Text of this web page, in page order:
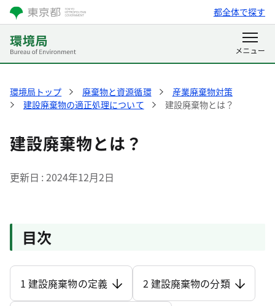
都全体で探す
環境局トップ 廃棄物と資源循環
産業廃棄物対策
建設廃棄物の適正処理について
建設廃棄物とは？
建設廃棄物とは？
更新日 2024年12月2日
目次
1 建設廃棄物の定義 2 建設廃棄物の分類